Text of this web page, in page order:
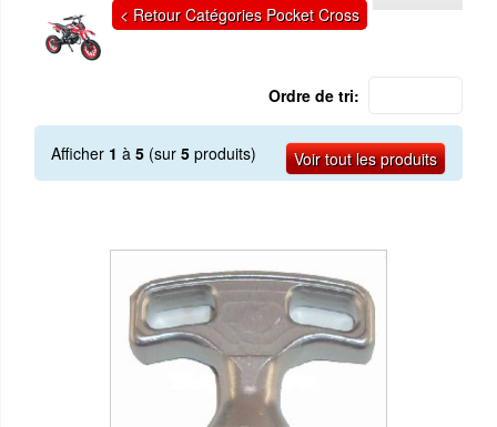
< Retour Catégories Pocket Cross
Ordre de tri:
Afficher 1 à 5 (sur 5 produits) Voir tout les produits